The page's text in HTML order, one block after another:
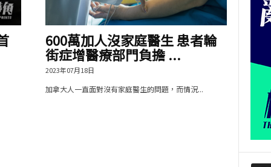
600萬加人沒家庭醫生 患者輪
街症增醫療部門負擔 ...
2023年07月18日
加拿大人一直面對沒有家庭醫生的問題，而情況...